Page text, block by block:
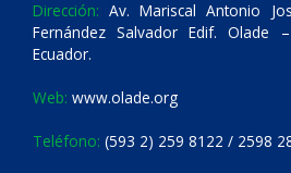
Dirección: Av. Mariscal Antonio
Fernández Salvador Edif. Olade
Ecuador.
Web: www.olade.org
Teléfono: (593 2) 259 8122 / 2598